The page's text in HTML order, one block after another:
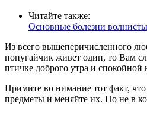
Читайте также:
Основные болезни
Из всего вышеперичисленного
попугайчик живет один, то Вам
птичке доброго утра и спокойной
Примите во нимание тот факт,
предметы и меняйте их. Но не в